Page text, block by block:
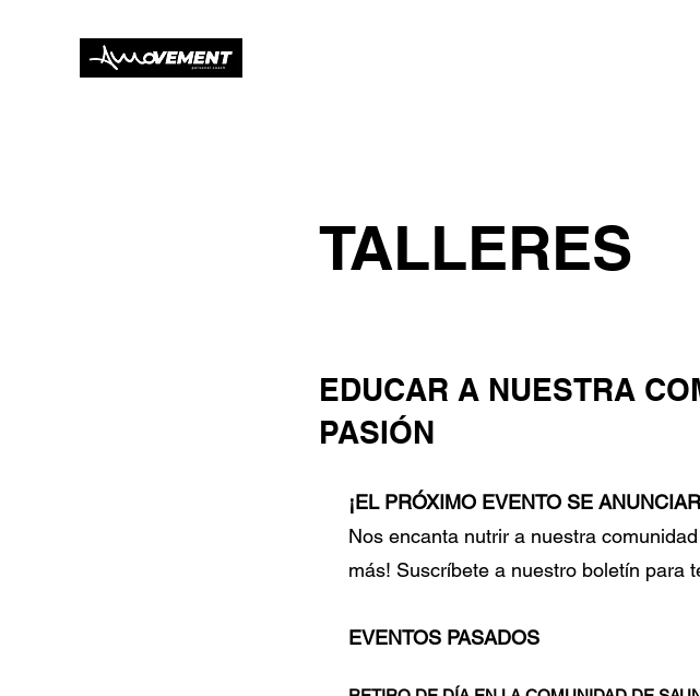
TALLERES
EDUCAR A NUESTRA
PASIÓN
¡EL PRÓXIMO EVENTO SE
Nos encanta nutrir a nuestra
más! Suscríbete a nuestro boletín para
EVENTOS PASADOS